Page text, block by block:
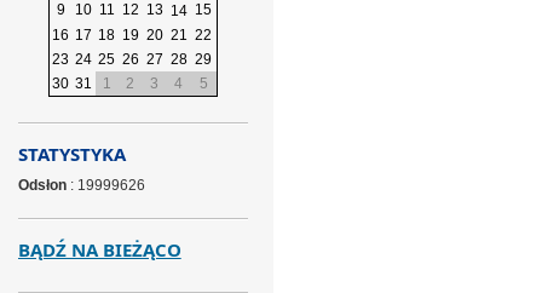
9
10 11 12 13 14 15
16 17 18 19 20 21 22
23 24 25 26 27 28 29
30 31 1 2 3 4 5
STATYSTYKA
Odsłon: 19999626
BĄDŹ NA BIEŻĄCO